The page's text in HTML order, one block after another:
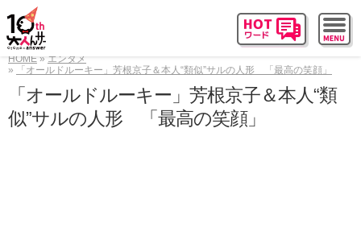
HOME
エンタメ
「オールドルーキー」芳根京子＆本人“類似”サルの人形 「最高の笑顔」
「オールドルーキー」芳根京子＆本人“類
似”サルの人形 「最高の笑顔」